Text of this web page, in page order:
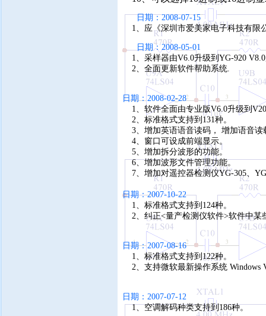
日期：2008-07-15
1、应《深圳市爱美家电子科技有限
日期：2008-05-01
1、采样器由V6.0升级到YG-920
2、全面更新软件帮助系统.
日期：2008-02-28
1、软件全面由专业版V6.0升级到
2、标准格式支持到131种。
3、增加英语语音读码， 增加语音读
4、窗口可设成前端显示。
5、增加拆分波形的功能。
6、增加波形文件管理功能。
7、增加对遥控器检测仪YG-305、
日期：2007-10-22
1、标准格式支持到124种。
2、纠正<量产检测仪软件>软件中某
日期：2007-08-16
1、标准格式支持到122种。
2、支持微软最新操作系统 Windows
日期：2007-07-12
1、空调解码种类支持到186种。